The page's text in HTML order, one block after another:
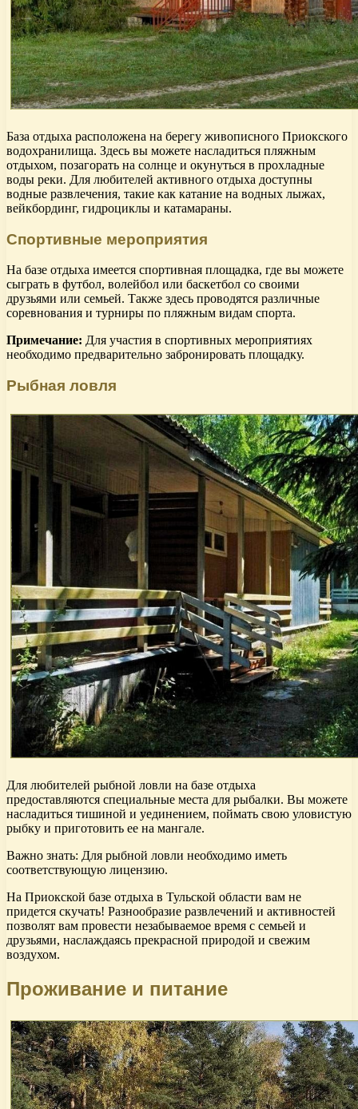
База отдыха расположена на берегу живописного Приокского
водохранилища. Здесь вы можете насладиться пляжным
отдыхом, позагорать на солнце и окунуться в прохладные
воды реки. Для любителей активного отдыха доступны
водные развлечения, такие как катание на водных лыжах,
вейкбординг, гидроциклы и катамараны.
Спортивные мероприятия
На базе отдыха имеется спортивная площадка, где вы можете
сыграть в футбол, волейбол или баскетбол со своими
друзьями или семьей. Также здесь проводятся различные
соревнования и турниры по пляжным видам спорта.
Примечание: Для участия в спортивных мероприятиях
необходимо предварительно забронировать площадку.
Рыбная ловля
Для любителей рыбной ловли на базе отдыха
предоставляются специальные места для рыбалки. Вы можете
насладиться тишиной и уединением, поймать свою уловистую
рыбку и приготовить ее на мангале.
Важно знать: Для рыбной ловли необходимо иметь
соответствующую лицензию.
На Приокской базе отдыха в Тульской области вам не
придется скучать! Разнообразие развлечений и активностей
позволят вам провести незабываемое время с семьей и
друзьями, наслаждаясь прекрасной природой и свежим
воздухом.
Проживание и питание